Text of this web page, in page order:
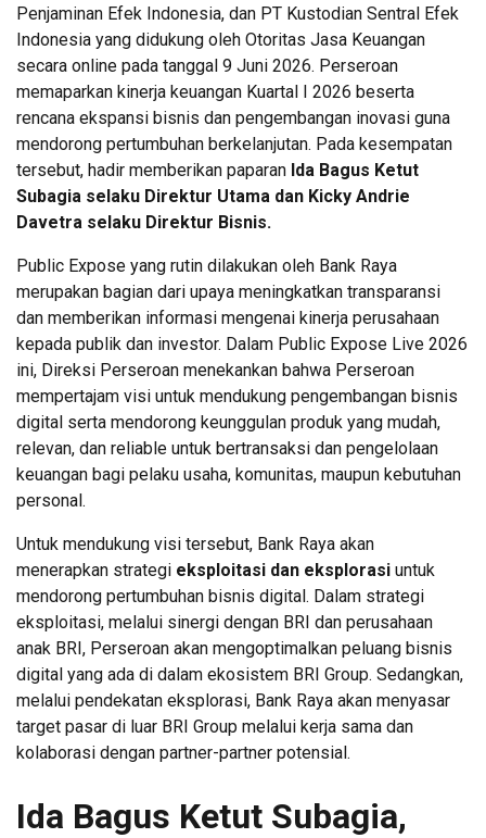
Penjaminan Efek Indonesia, dan PT Kustodian Sentral Efek
Indonesia yang didukung oleh Otoritas Jasa Keuangan
secara online pada tanggal 9 Juni 2026. Perseroan
memaparkan kinerja keuangan Kuartal I 2026 beserta
rencana ekspansi bisnis dan pengembangan inovasi guna
mendorong pertumbuhan berkelanjutan. Pada kesempatan
tersebut, hadir memberikan paparan Ida Bagus Ketut
Subagia selaku Direktur Utama dan Kicky Andrie
Davetra selaku Direktur Bisnis.
Public Expose yang rutin dilakukan oleh Bank Raya
merupakan bagian dari upaya meningkatkan transparansi
dan memberikan informasi mengenai kinerja perusahaan
kepada publik dan investor. Dalam Public Expose Live 2026
ini, Direksi Perseroan menekankan bahwa Perseroan
mempertajam visi untuk mendukung pengembangan bisnis
digital serta mendorong keunggulan produk yang mudah,
relevan, dan reliable untuk bertransaksi dan pengelolaan
keuangan bagi pelaku usaha, komunitas, maupun kebutuhan
personal.
Untuk mendukung visi tersebut, Bank Raya akan
menerapkan strategi eksploitasi dan eksplorasi untuk
mendorong pertumbuhan bisnis digital. Dalam strategi
eksploitasi, melalui sinergi dengan BRI dan perusahaan
anak BRI, Perseroan akan mengoptimalkan peluang bisnis
digital yang ada di dalam ekosistem BRI Group. Sedangkan,
melalui pendekatan eksplorasi, Bank Raya akan menyasar
target pasar di luar BRI Group melalui kerja sama dan
kolaborasi dengan partner-partner potensial.
Ida Bagus Ketut Subagia,